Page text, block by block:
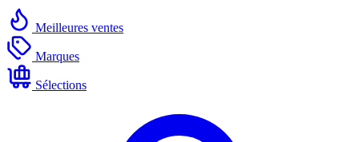
Meilleures ventes
Marques
Sélections